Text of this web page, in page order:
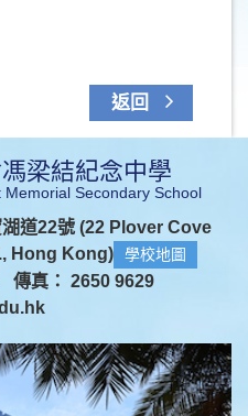
返回
梁結紀念中學
Secondary School
道22號 (22 Plover Cove
Hong Kong)
學校地圖
傳真： 2650 9629